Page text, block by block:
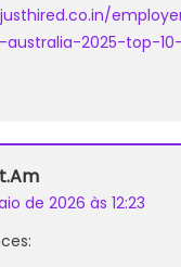
australia-2025-top-
de 2026 às 12:23